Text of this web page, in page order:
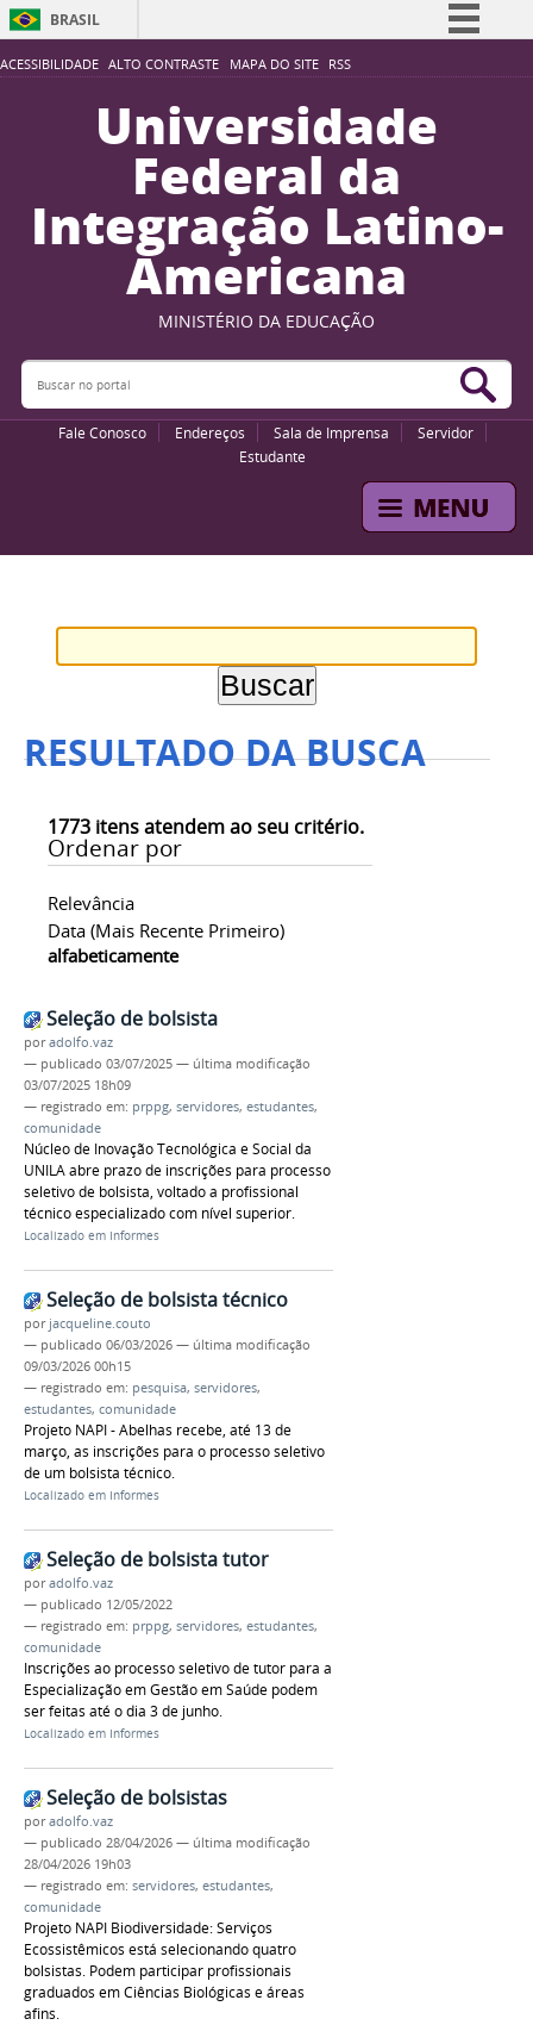
ACESSIBILIDADE ALTO CONTRASTE MAPA DO SITE RSS
BRASIL
Simplifique!
Participe
Acesso à informação
Legislação
Canais
Universidade
Federal da
Integração Latino-
Americana
MINISTÉRIO DA EDUCAÇÃO
Buscar no portal
Fale Conosco Endereços Sala de Imprensa
Servidor
Estudante
RESULTADO DA BUSCA
1773 itens atendem ao seu critério.
Ordenar por
Relevância
Data (mais Recente Primeiro)
alfabeticamente
Seleção de bolsista
poradolfo.vaz
— publicado 03/07/2025 — última modificação
03/07/2025 18h09
— registrado em: prppg, servidores, estudantes,
comunidade
Núcleo de Inovação Tecnológica e Social da
UNILA abre prazo de inscrições para processo
seletivo de bolsista, voltado a profissional
técnico especializado com nível superior.
Localizado em Informes
Seleção de bolsista técnico
por jacqueline.couto
— publicado 06/03/2026 — última modificação
09/03/2026 00h15
— registrado em: pesquisa, servidores,
estudantes, comunidade
Projeto NAPI - Abelhas recebe, até 13 de
março, as inscrições para o processo seletivo
de um bolsista técnico.
Localizado em Informes
Seleção de bolsista tutor
poradolfo.vaz
— publicado 12/05/2022
— registrado em: prppg, servidores, estudantes,
comunidade
Inscrições ao processo seletivo de tutor para a
Especialização em Gestão em Saúde podem
ser feitas até o dia 3 de junho.
Localizado em Informes
Seleção de bolsistas
poradolfo.vaz
— publicado 28/04/2026 — última modificação
28/04/2026 19h03
— registrado em: servidores, estudantes,
comunidade
Projeto NAPI Biodiversidade: Serviços
Ecossistêmicos está selecionando quatro
bolsistas. Podem participar profissionais
graduados em Ciências Biológicas e áreas
afins.